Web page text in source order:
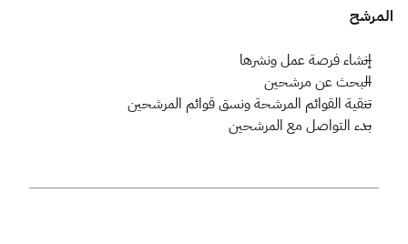
المرشح
إنشاء فرصة عمل ونشرها
البحث عن مرشحين
تنقية القوائم المرشحة ونسق قوائم المرشحين
بدء التواصل مع المرشحين